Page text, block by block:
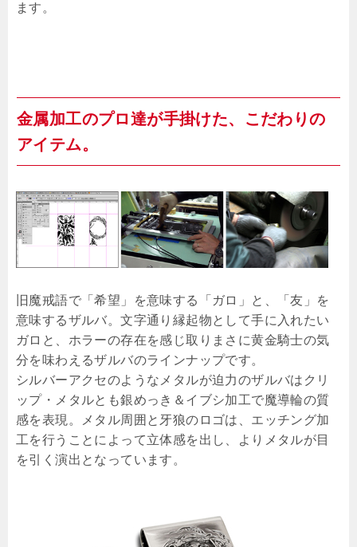
ます。
金属加工のプロ達が手掛けた、こだわりの
アイテム。
旧魔戒語で「希望」を意味する「ガロ」と、「友」を
意味するザルバ。文字通り縁起物として手に入れたい
ガロと、ホラーの存在を感じ取りまさに黄金騎士の気
分を味わえるザルバのラインナップです。
シルバーアクセのようなメタルが迫力のザルバはクリ
ップ・メタルとも銀めっき＆イブシ加工で魔導輪の質
感を表現。メタル周囲と牙狼のロゴは、エッチング加
工を行うことによって立体感を出し、よりメタルが目
を引く演出となっています。